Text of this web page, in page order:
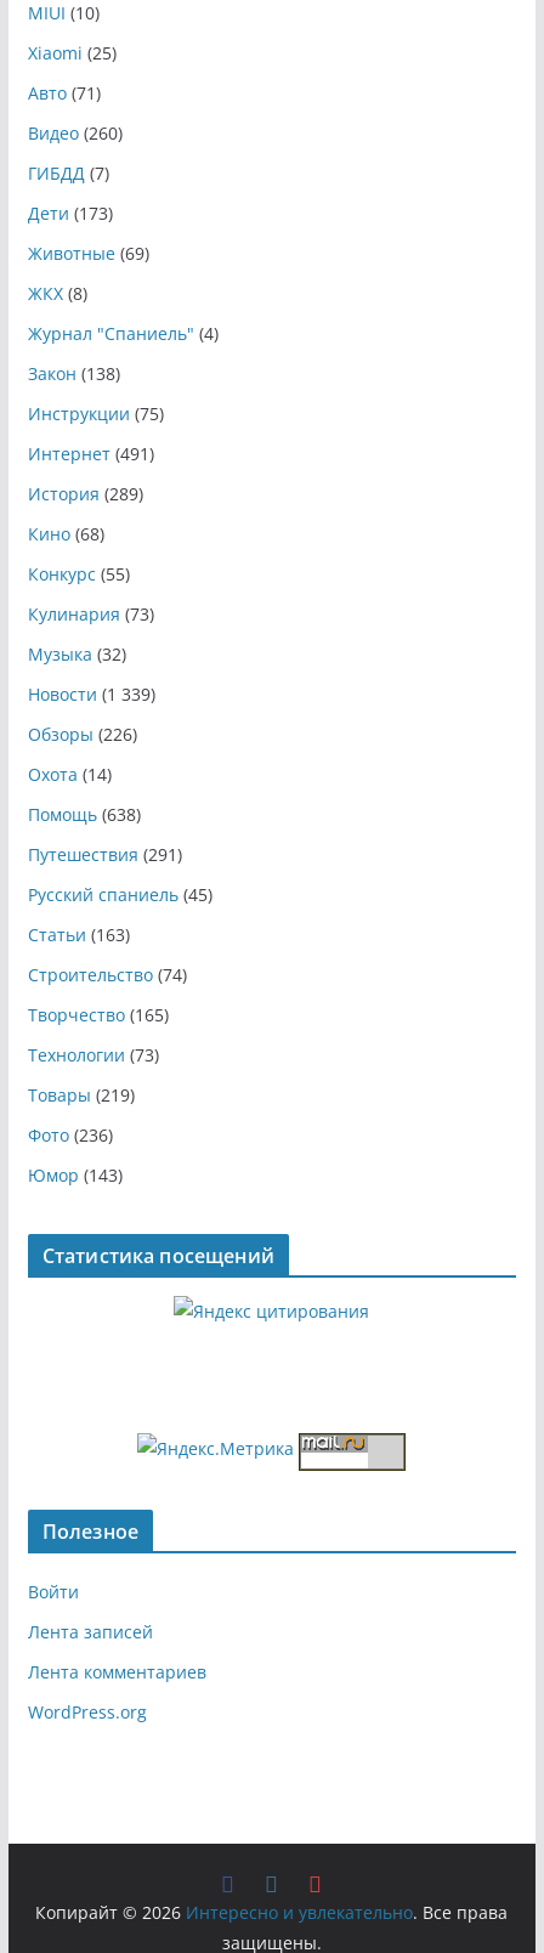
MIUI (10)
Xiaomi (25)
Авто(71)
Видео(260)
ГИБДД(7)
Дети (173)
Животные(69)
ЖКХ(8)
Журнал "Спаниель" (4)
Закон (138)
Инструкции (75)
Интернет(491)
История (289)
Кино(68)
Конкурс (55)
Кулинария (73)
Музыка (32)
Новости (1 339)
Обзоры (226)
Охота (14)
Помощь(638)
Путешествия (291)
Русский спаниель(45)
Статьи (163)
Строительство(74)
Творчество(165)
Технологии (73)
Товары (219)
Фото(236)
Юмор (143)
Статистика посещений
Полезное
Войти
Лента записей
Лента комментариев
WordPress.org
Копирайт © 2026 Интересно и увлекательно. Все права
защищены.